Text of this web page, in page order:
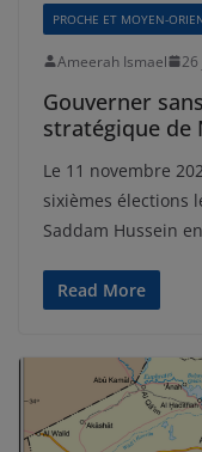
PROCHE ET MOYEN-
Ameerah Ismael 26
Gouverner
stratégique de
Le 11 novembre
sixièmes élections
Saddam Hussein en
Read More